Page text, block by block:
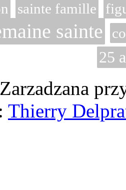
sainte famille
sainte
25
Thierry